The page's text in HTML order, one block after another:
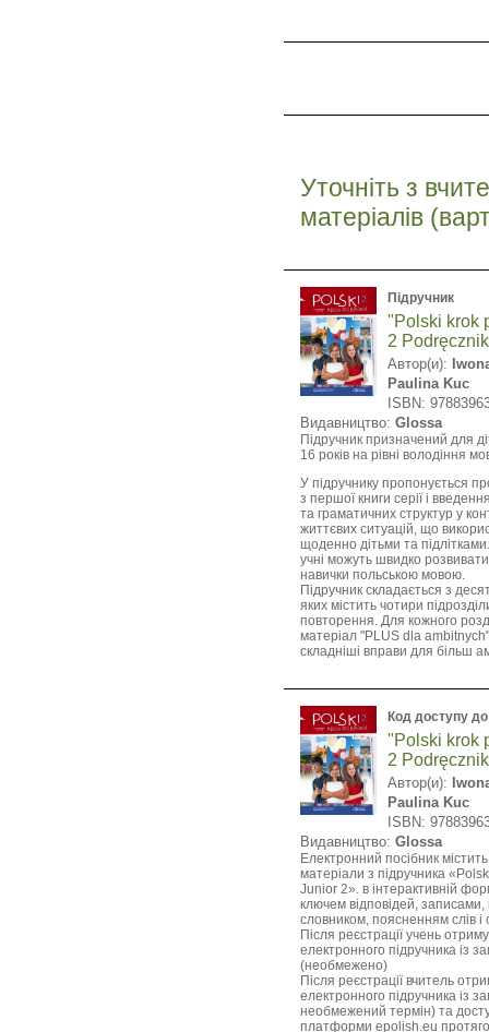
Уточніть з
матеріалів
Підручник
"Polski krok
2
Автор(и):
Paulina Kuc
ISBN:
Видавництво: Glossa
Підручник призначений для
16 років на рівні володіння
У підручнику пропонується
з першої книги серії і
та граматичних структур у
життєвих ситуацій, що
щоденно дітьми та
учні можуть швидко розвивати
навички польською мовою.
Підручник складається з
яких містить чотири
повторення. Для кожного
матеріал "PLUS dla
складніші вправи для більш
Код доступу
"Polski krok
2
Автор(и):
Paulina Kuc
ISBN:
Видавництво: Glossa
Електронний посібник
матеріали з підручника
Junior 2». в інтерактивній
ключем відповідей,
словником, поясненням слів і
Після реєстрації учень
електронного підручника із
(необмежено)
Після реєстрації вчитель
електронного підручника із
необмежений термін) та
платформи epolish.eu